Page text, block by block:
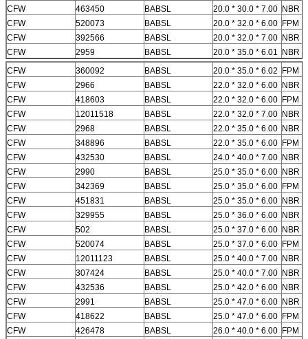
CFW 463450 BABSL 20.0 * 30.0 * 7.00 NBR
CFW
520073 BABSL 20.0 * 32.0 * 6.00 FPM
CFW
392566 BABSL 20.0 * 32.0 * 7.00 NBR
CFW
2959 BABSL 20.0 * 35.0 * 6.01 NBR
CFW
360092 BABSL 20.0 * 35.0 * 6.02 FPM
CFW
2966 BABSL 22.0 * 32.0 * 6.00 NBR
CFW
418603 BABSL 22.0 * 32.0 * 6.00 FPM
CFW
12011518 BABSL 22.0 * 32.0 * 7.00 NBR
CFW
2968 BABSL 22.0 * 35.0 * 6.00 NBR
CFW
348896 BABSL 22.0 * 35.0 * 6.00 FPM
CFW
432530 BABSL 24.0 * 40.0 * 7.00 NBR
CFW
2990 BABSL 25.0 * 35.0 * 6.00 NBR
CFW
342369 BABSL 25.0 * 35.0 * 6.00 FPM
CFW
451831 BABSL 25.0 * 35.0 * 6.00 NBR
CFW
329955 BABSL 25.0 * 36.0 * 6.00 NBR
CFW
502 BABSL 25.0 * 37.0 * 6.00 NBR
CFW
520074 BABSL 25.0 * 37.0 * 6.00 FPM
CFW
12011123 BABSL 25.0 * 40.0 * 7.00 NBR
CFW
307424 BABSL 25.0 * 40.0 * 7.00 NBR
CFW
432536 BABSL 25.0 * 42.0 * 6.00 NBR
CFW
2991 BABSL 25.0 * 47.0 * 6.00 NBR
CFW
418622 BABSL 25.0 * 47.0 * 6.00 FPM
CFW
426478 BABSL 26.0 * 40.0 * 6.00 FPM